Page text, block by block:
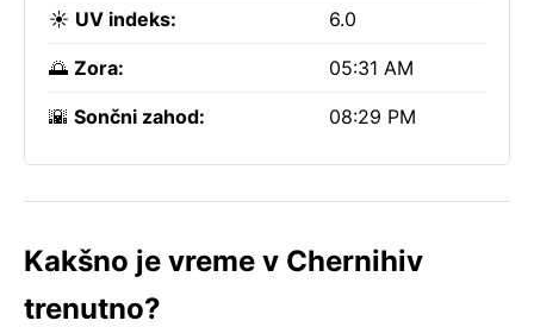
☀️ UV indeks: 6.0
🌅 Zora: 05:31 AM
🌇 Sončni zahod: 08:29 PM
Kakšno je vreme v Chernihiv
trenutno?